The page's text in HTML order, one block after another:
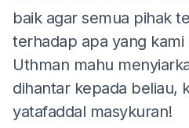
baik agar semua pihak
terhadap apa yang kami
Uthman mahu
dihantar kepada beliau,
yatafaddal masykuran!